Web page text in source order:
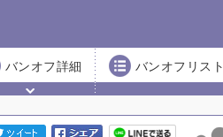
バンオフ詳細 バンオフリスト